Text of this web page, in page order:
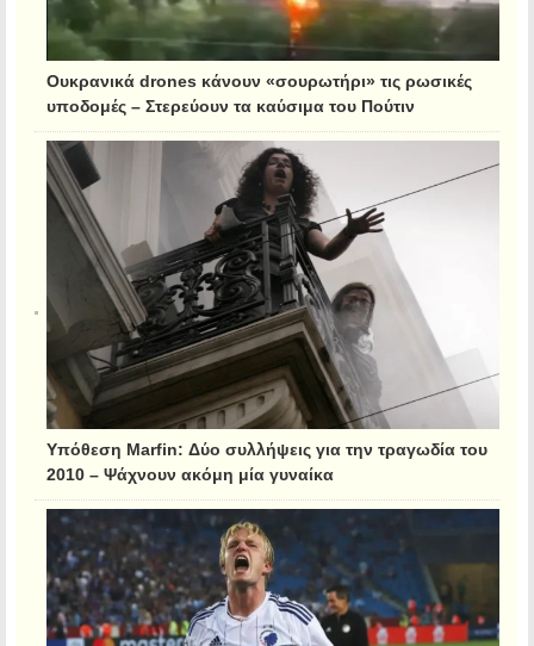
Ουκρανικά drones κάνουν «σουρωτήρι» τις ρωσικές
υποδομές – Στερεύουν τα καύσιμα του Πούτιν
Υπόθεση Marfin: Δύο συλλήψεις για την τραγωδία του
2010 – Ψάχνουν ακόμη μία γυναίκα